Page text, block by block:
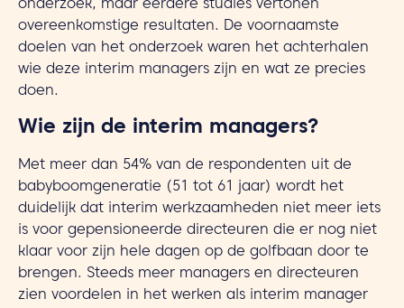
onderzoek, maar eerdere studies vertonen
overeenkomstige resultaten. De voornaamste
doelen van het onderzoek waren het achterhalen
wie deze interim managers zijn en wat ze precies
doen.
Wie zijn de interim managers?
Met meer dan 54% van de respondenten uit de
babyboomgeneratie (51 tot 61 jaar) wordt het
duidelijk dat interim werkzaamheden niet meer iets
is voor gepensioneerde directeuren die er nog niet
klaar voor zijn hele dagen op de golfbaan door te
brengen. Steeds meer managers en directeuren
zien voordelen in het werken als interim manager